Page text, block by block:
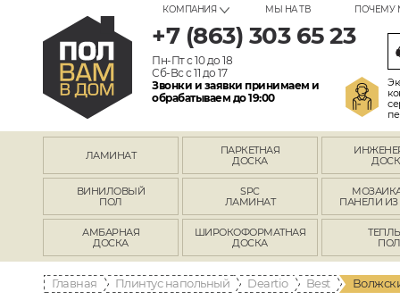
КОМПАНИЯ МЫ НА ТВ ПОЧЕМУ
+7 (863) 303 65 23
Пн-Пт с 10 до 18
Сб-Вс с 11 до 17
Звонки и заявки принимаем и
обрабатываем до 19:00
ЛАМИНАТ
ПАРКЕТНАЯ
ДОСКА
ВИНИЛОВЫЙ
ПОЛ
SPC
ЛАМИНАТ
ПАНЕЛИ ИЗ
АМБАРНАЯ
ДОСКА
ШИРОКОФОРМАТНАЯ
ДОСКА
ПОЛ
Главная Плинтус напольный Deartio Best